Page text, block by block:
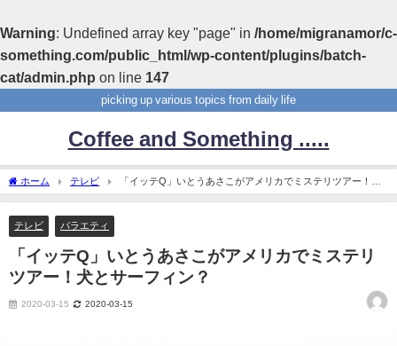
Warning: Undefined array key "page" in /home/migranamor/c-
something.com/public_html/wp-content/plugins/batch-
cat/admin.php on line 147
picking up various topics from daily life
Coffee and Something .....
ホーム テレビ
「イッテQ」いとうあさこがアメリカでミステリツアー！犬
とサーフィン？
テレビ バラエティ
「イッテQ」いとうあさこがアメリカでミステリ
ツアー！犬とサーフィン？
2020-03-15 2020-03-15